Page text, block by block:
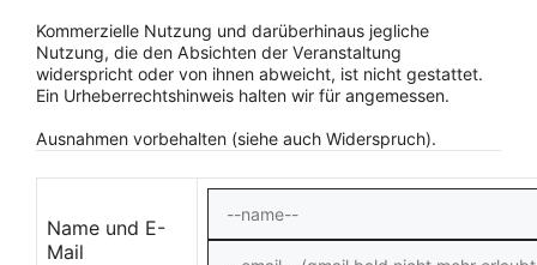
Kommerzielle Nutzung und darüberhinaus jegliche
Nutzung, die den Absichten der Veranstaltung
widerspricht oder von ihnen abweicht, ist nicht gestattet.
Ein Urheberrechtshinweis halten wir für angemessen.
Ausnahmen vorbehalten (siehe auch Widerspruch).
Name und E-
Mail